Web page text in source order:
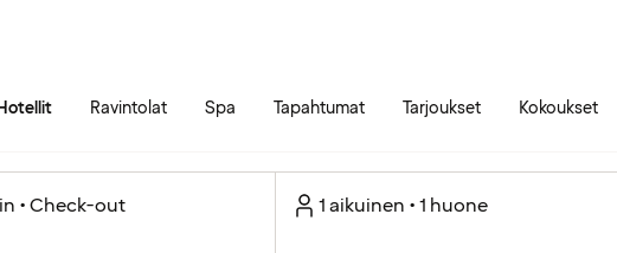
Ravintolat Spa Tapahtumat Tarjoukset Kokoukset
• Check-out 1 aikuinen • 1 huone